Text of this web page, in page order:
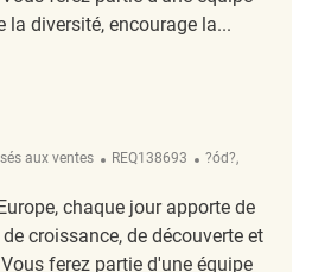
la diversité, encourage la...
REQ132073
aux ventes ReqId
REQ138693 Emplacement
?ód?,
chaque jour apporte de
croissance, de découverte et
ferez partie d'une équipe